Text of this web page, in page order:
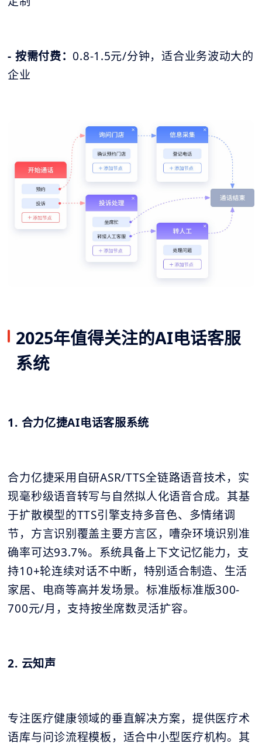
- 按需付费： 0.8-1.5元/分钟，适合业务波动大的
企业
2025年值得关注的AI电话客服
系统
1. 合力亿捷AI电话客服系统
合力亿捷采用自研ASR/TTS全链路语音技术，实
现毫秒级语音转写与自然拟人化语音合成。其基
于扩散模型的TTS引擎支持多音色、多情绪调
节，方言识别覆盖主要方言区，嘈杂环境识别准
确率可达93.7%。系统具备上下文记忆能力，支
持10+轮连续对话不中断，特别适合制造、生活
家居、电商等高并发场景。标准版标准版300-
700元/月，支持按坐席数灵活扩容。
2. 云知声
专注医疗健康领域的垂直解决方案，提供医疗术
语库与问诊流程模板，适合中小型医疗机构。其